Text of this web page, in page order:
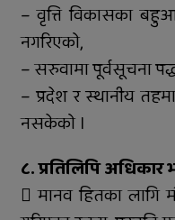
– वृत्ति विकासका
नगरिएको,
– सरुवामा पूर्वसूचना
– प्रदेश र स्थानीय
नसकेको ।
८. प्रतिलिपि
 मानव हितका लागि